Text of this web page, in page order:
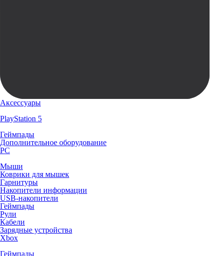
Аксессуары
PlayStation 5
Геймпады
Дополнительное оборудование
PC
Мыши
Коврики для мышек
Гарнитуры
Накопители информации
USB-накопители
Геймпады
Рули
Кабели
Зарядные устройства
Xbox
Геймпады